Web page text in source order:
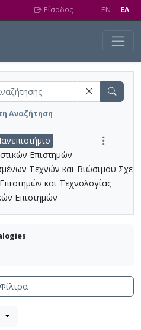
Είσοδος EN EΛ
Αναζήτηση
Επιστημών
Τεχνών και Βιώσιμου
και Τεχνολογίας
Επιστημών
Φίλτρα